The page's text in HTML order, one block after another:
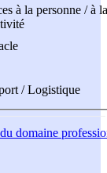
à la personne / à la
/ Logistique
domaine